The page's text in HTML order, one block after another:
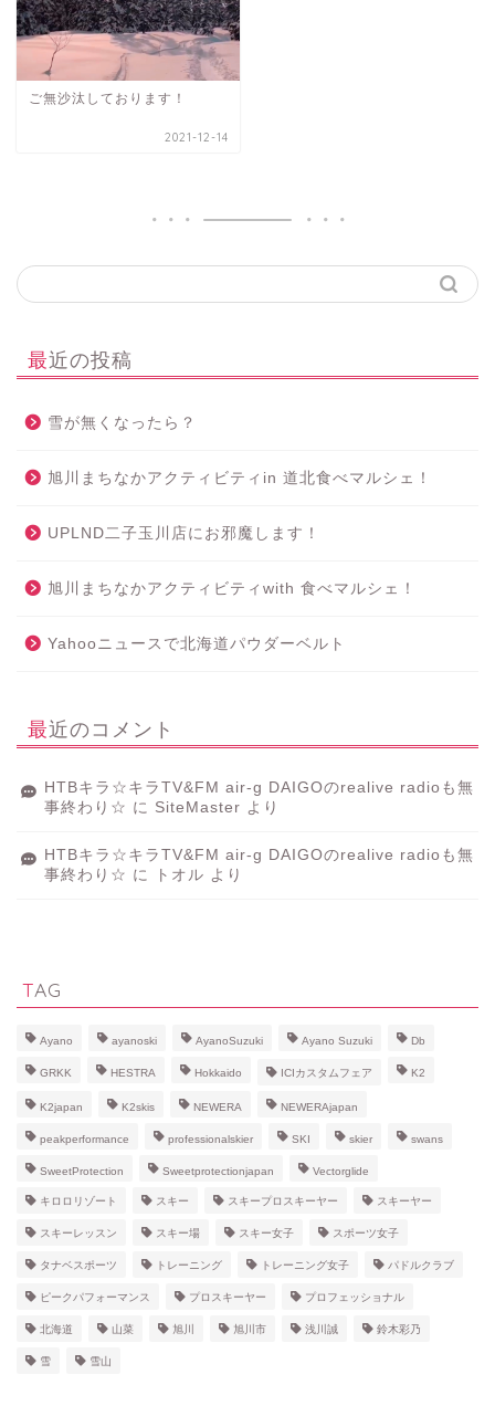
ご無沙汰しております！
2021-12-14
最近の投稿
雪が無くなったら？
旭川まちなかアクティビティin 道北食べマルシェ！
UPLND二子玉川店にお邪魔します！
旭川まちなかアクティビティwith 食べマルシェ！
Yahooニュースで北海道パウダーベルト
最近のコメント
HTBキラ☆キラTV&FM air-g DAIGOのrealive radioも無
事終わり☆ に SiteMaster より
HTBキラ☆キラTV&FM air-g DAIGOのrealive radioも無
事終わり☆ に トオル より
TAG
Ayano ayanoski AyanoSuzuki Ayano Suzuki Db
GRKK HESTRA Hokkaido ICIカスタムフェア K2
K2japan K2skis NEWERA NEWERAjapan
peakperformance professionalskier SKI skier swans
SweetProtection Sweetprotectionjapan Vectorglide
キロロリゾート スキー スキープロスキーヤー スキーヤー
スキーレッスン スキー場 スキー女子 スポーツ女子
タナベスポーツ トレーニング トレーニング女子 パドルクラブ
ピークパフォーマンス プロスキーヤー プロフェッショナル
北海道 山菜 旭川 旭川市 浅川誠 鈴木彩乃
雪 雪山